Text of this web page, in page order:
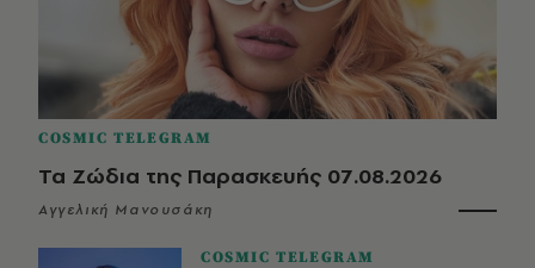
COSMIC TELEGRAM
Τα Ζώδια της Παρασκευής 07.08.2026
Αγγελική Μανουσάκη
COSMIC TELEGRAM